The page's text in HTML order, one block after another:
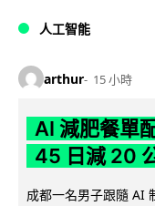
人工智能
arthur 15 小時
AI 減肥餐單
45 日減 20
成都一名男子跟隨 AI